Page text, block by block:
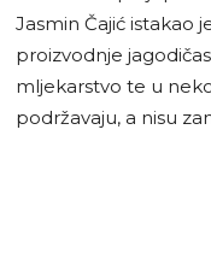
Jasmin Čajić istakao
proizvodnje
mljekarstvo te u
podržavaju, a nisu